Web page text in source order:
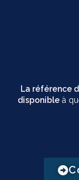
La référence
disponibleà